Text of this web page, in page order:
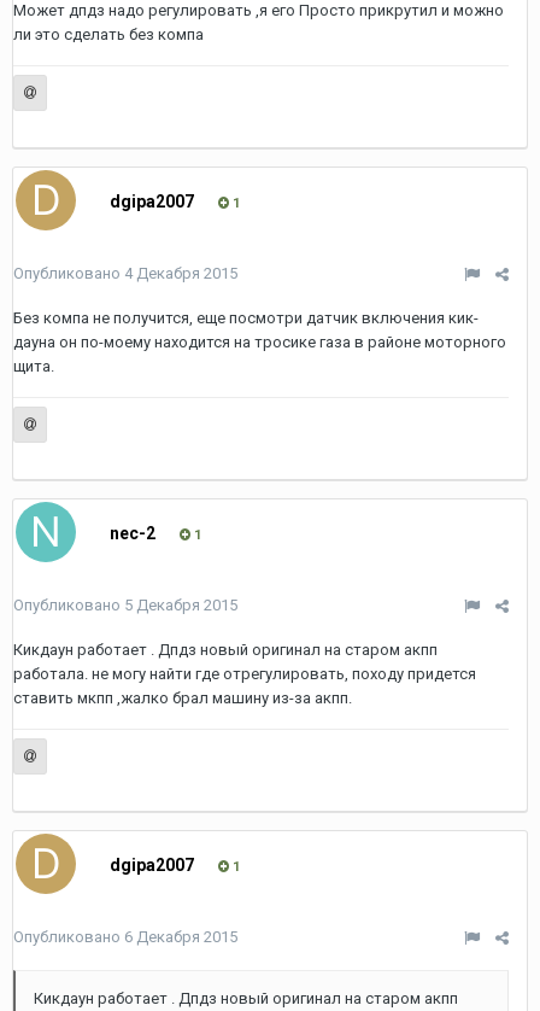
Может дпдз надо регулировать ,я его Просто прикрутил и можно
ли это сделать без компа
dgipa2007 1
Опубликовано 4 Декабря 2015
Без компа не получится, еще посмотри датчик включения кик-
дауна он по-моему находится на тросике газа в районе моторного
щита.
nec-2 1
Опубликовано 5 Декабря 2015
Кикдаун работает . Дпдз новый оригинал на старом акпп
работала. не могу найти где отрегулировать, походу придется
ставить мкпп ,жалко брал машину из-за акпп.
dgipa2007 1
Опубликовано 6 Декабря 2015
Кикдаун работает . Дпдз новый оригинал на старом акпп